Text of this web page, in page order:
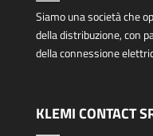
Siamo una società che
della distribuzione, con
della connessione
KLEMI CONTACT